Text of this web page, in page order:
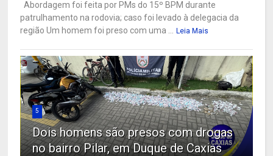
Abordagem foi feita por PMs do 15º BPM durante
patrulhamento na rodovia; caso foi levado à delegacia da
região Um homem foi preso com uma ...
Leia Mais
5
Dois homens são presos com drogas
no bairro Pilar, em Duque de Caxias